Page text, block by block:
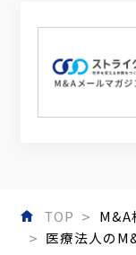
TOP
M&A
医療法人の